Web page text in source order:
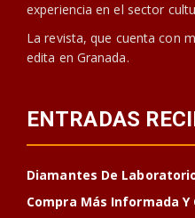
experiencia en el sector
La revista, que cuenta con
edita en Granada.
ENTRADAS
Diamantes De
Compra Más Informada Y